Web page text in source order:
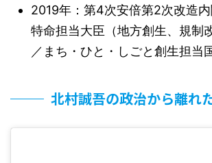
2019年：第4次安倍第2次改造
特命担当大臣（地方創生、規制
／まち・ひと・しごと創生担当
北村誠吾の政治から離れ